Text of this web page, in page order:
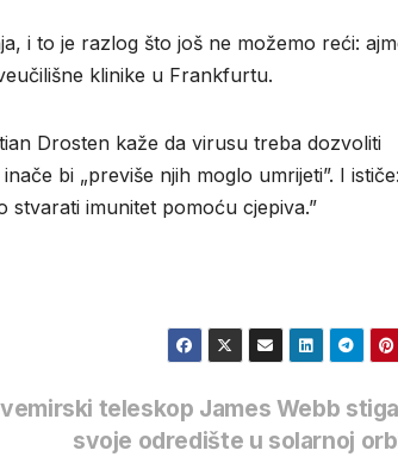
i to je razlog što još ne možemo reći:
klinike u Frankfurtu.
Drosten kaže da virusu treba dozvoliti
bi „previše njih moglo umrijeti”. I ističe:
stvarati imunitet pomoću cjepiva.”
teleskop James Webb
svoje odredište u solarnoj